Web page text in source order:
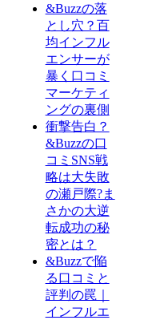
&Buzzの落
とし穴？百
均インフル
エンサーが
暴く口コミ
マーケティ
ングの裏側
衝撃告白？
&Buzzの口
コミSNS戦
略は大失敗
の瀬戸際?ま
さかの大逆
転成功の秘
密とは？
&Buzzで陥
る口コミと
評判の罠｜
インフルエ